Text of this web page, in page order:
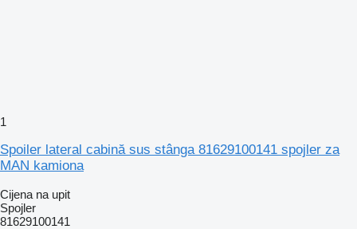
1
Spoiler lateral cabină sus stânga 81629100141 spojler za
MAN kamiona
Cijena na upit
Spojler
81629100141